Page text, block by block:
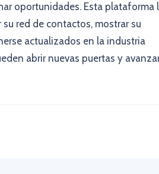
oportunidades. Esta plataforma
red de contactos, mostrar su
actualizados en la industria
abrir nuevas puertas y